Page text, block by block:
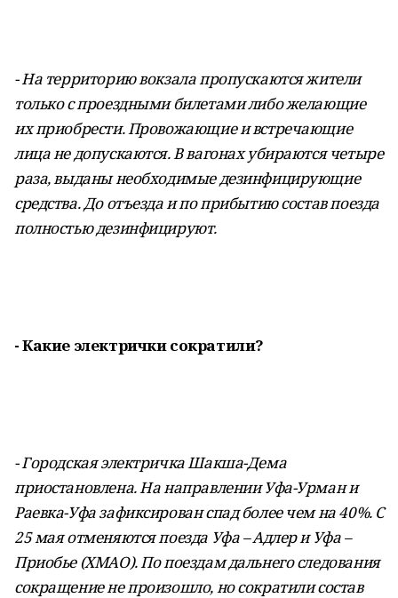
- На территорию вокзала пропускаются жители
только с проездными билетами либо желающие
их приобрести. Провожающие и встречающие
лица не допускаются. В вагонах убираются четыре
раза, выданы необходимые дезинфицирующие
средства. До отъезда и по прибытию состав поезда
полностью дезинфицируют.
- Какие электрички сократили?
- Городская электричка Шакша-Дема
приостановлена. На направлении Уфа-Урман и
Раевка-Уфа зафиксирован спад более чем на 40%. С
25 мая отменяются поезда Уфа – Адлер и Уфа –
Приобье (ХМАО). По поездам дальнего следования
сокращение не произошло, но сократили состав